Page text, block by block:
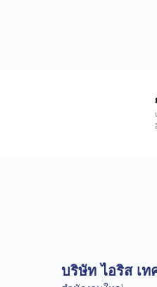
บริษัท ไอริส เ